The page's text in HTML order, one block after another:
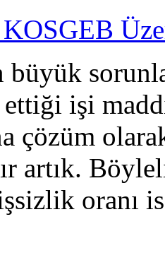
işi
çözüm
artık.
oranı